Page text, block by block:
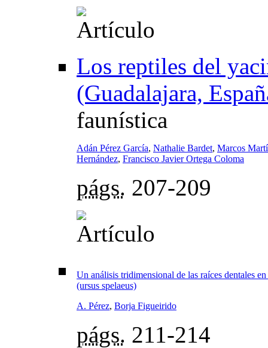
Los reptiles del
(Guadalajara,
faunística
Adán Pérez García, Nathalie Bardet, Marcos
Hernández, Francisco Javier Ortega Coloma
págs. 207-209
Un análisis tridimensional de las raíces dentales
(ursus spelaeus)
A. Pérez, Borja Figueirido
págs. 211-214